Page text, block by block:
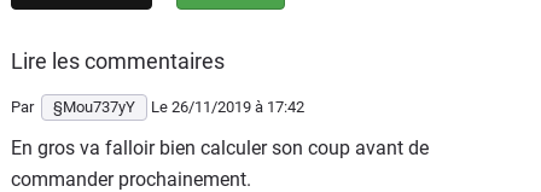
Forum
Moto
Lire les commentaires
Par §Mou737yY Le 26/11/2019 à 17:42
En gros va falloir bien calculer son coup avant de
commander prochainement.